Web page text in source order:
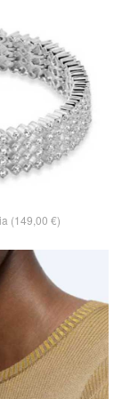
(149,00 €)